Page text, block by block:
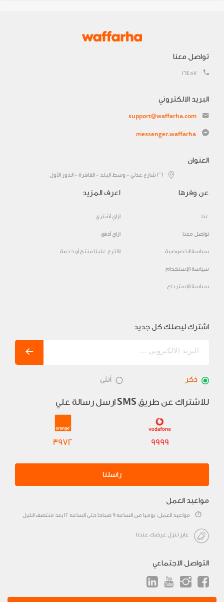
تواصل معنا
16457
البريد الالكتروني
support@waffarha.com
messenger.waffarha
العنوان
٢٦ شارع عدلي - وسط البلد - القاهرة - الدور الأول
عن وفرها
عنا
تواصل معنا
سياسة الخصوصية
سياسة الإستخدام
سياسة الإسترجاع
اعرف المزيد
ازاي أشتري
ازاي أدفع
اقترح علينا منتج أو خدمة
اشترك ليصلك كل جديد
ذكر أنثى
للاشتراك عن طريق SMS ارسل رسالة علي
9999
3972
راسلنا
مواعيد العمل
مواعيد العمل: يوميا من الساعه 9 صباحا حتى الساعه 12 بعد منتصف الليل
عايز تنزل عرضك عندنا
التواصل الاجتماعي